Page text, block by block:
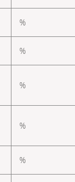
%
%
%
%
%